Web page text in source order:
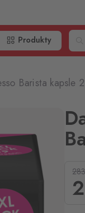
Produkty
Barista kapsle